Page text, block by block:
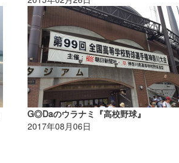
G◎Daのウラナミ『高校野球』
2017年08月06日